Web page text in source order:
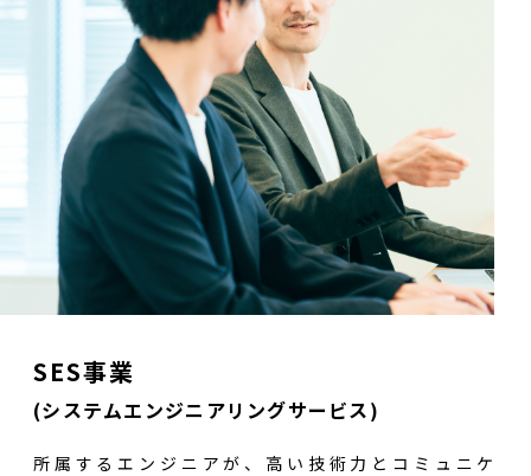
SES事業
(システムエンジニアリングサービス)
所属するエンジニアが、高い技術力とコミュニケ